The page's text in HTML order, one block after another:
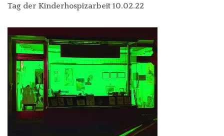
Tag der Kinderhospizarbeit 10.02.22